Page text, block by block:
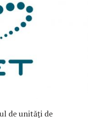
de unități de